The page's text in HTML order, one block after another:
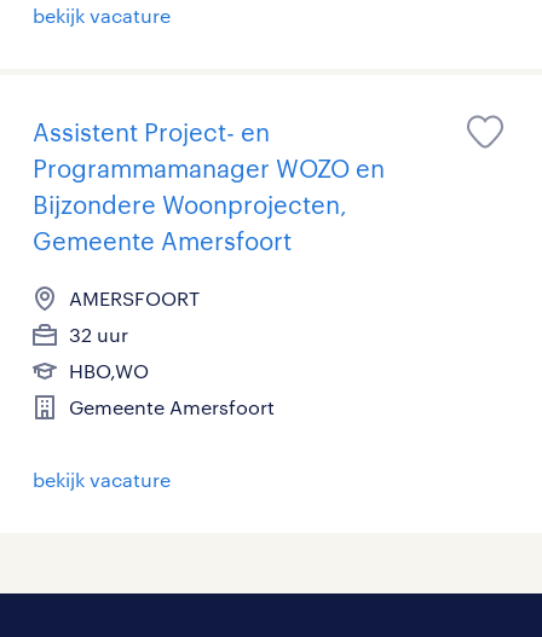
bekijk vacature
Assistent Project- en
Programmamanager WOZO en
Bijzondere Woonprojecten,
Gemeente Amersfoort
AMERSFOORT
32 uur
HBO,WO
Gemeente Amersfoort
bekijk vacature